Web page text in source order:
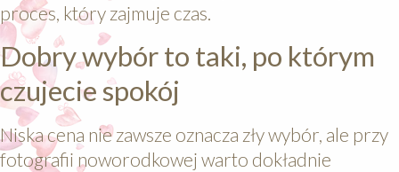
proces, który zajmuje czas.
Dobry wybór to taki, po którym
czujecie spokój
Niska cena nie zawsze oznacza zły wybór, ale przy
fotografii noworodkowej warto dokładnie